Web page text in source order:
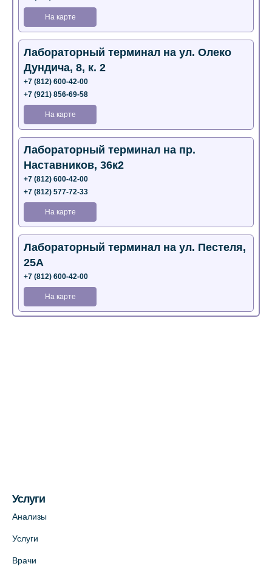
На карте
Лабораторный терминал на ул. Олеко
Дундича, 8, к. 2
+7 (812) 600-42-00
+7 (921) 856-69-58
На карте
Лабораторный терминал на пр.
Наставников, 36к2
+7 (812) 600-42-00
+7 (812) 577-72-33
На карте
Лабораторный терминал на ул. Пестеля,
25А
+7 (812) 600-42-00
На карте
Медицинский центр на пр. Просвещения,
12к2 (официальный партнер)
Услуги
Анализы
Услуги
Врачи